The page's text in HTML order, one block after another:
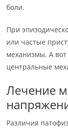
боли.
При
или частые
механизмы. А
центральные
Лечение
Различия